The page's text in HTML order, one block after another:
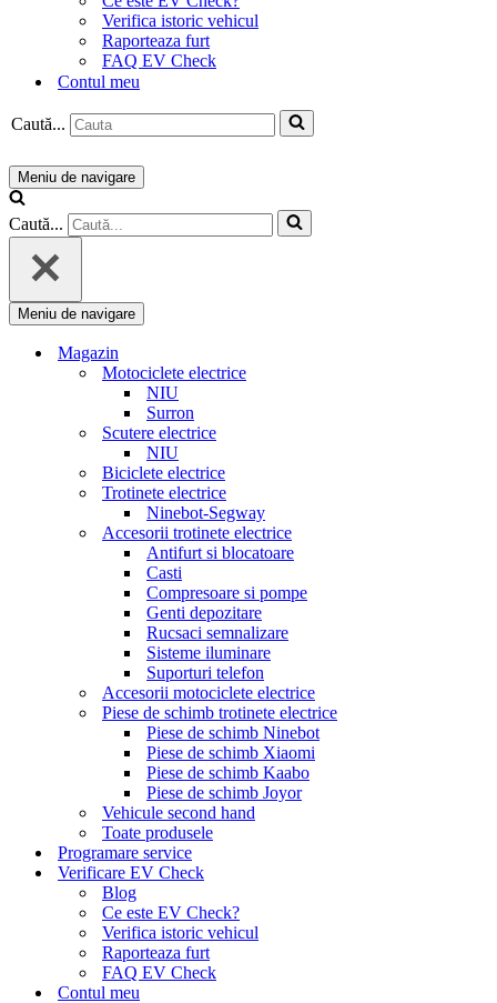
Verifica istoric vehicul
Raporteaza furt
FAQ EV Check
Contul meu
Caută...
Meniu de navigare
Caută...
Meniu de navigare
Magazin
Motociclete electrice
NIU
Surron
Scutere electrice
NIU
Biciclete electrice
Trotinete electrice
Ninebot-Segway
Accesorii trotinete electrice
Antifurt si blocatoare
Casti
Compresoare si pompe
Genti depozitare
Rucsaci semnalizare
Sisteme iluminare
Suporturi telefon
Accesorii motociclete electrice
Piese de schimb trotinete electrice
Piese de schimb Ninebot
Piese de schimb Xiaomi
Piese de schimb Kaabo
Piese de schimb Joyor
Vehicule second hand
Toate produsele
Programare service
Verificare EV Check
Blog
Ce este EV Check?
Verifica istoric vehicul
Raporteaza furt
FAQ EV Check
Contul meu